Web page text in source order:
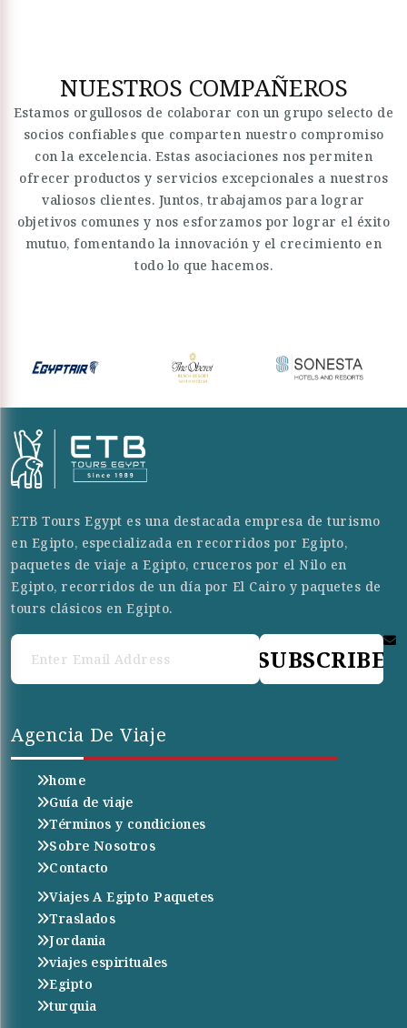
NUESTROS COMPAÑEROS
Estamos orgullosos de colaborar con un grupo selecto de
socios confiables que comparten nuestro compromiso
con la excelencia. Estas asociaciones nos permiten
ofrecer productos y servicios excepcionales a nuestros
valiosos clientes. Juntos, trabajamos para lograr
objetivos comunes y nos esforzamos por lograr el éxito
mutuo, fomentando la innovación y el crecimiento en
todo lo que hacemos.
ETB Tours Egypt es una destacada empresa de turismo
en Egipto, especializada en recorridos por Egipto,
paquetes de viaje a Egipto, cruceros por el Nilo en
Egipto, recorridos de un día por El Cairo y paquetes de
tours clásicos en Egipto.
SUBSCRIBE
Agencia De Viaje
home
Guía de viaje
Términos y condiciones
Sobre Nosotros
Contacto
Viajes A Egipto Paquetes
Traslados
Jordania
viajes espirituales
Egipto
turquia